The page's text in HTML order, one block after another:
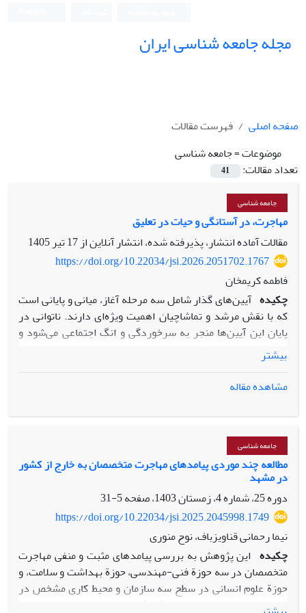
مجله جامعه شناسی ایران
صفحه اصلی
فهرست مقالات
موضوعات =جامعه شناسی
تعداد مقالات:
41
جامعه شناسی
مهاجرت، در آستانگی و حیات در تعلیق
مقالات آماده انتشار، پذیرفته شده، انتشار آنلاین از17 تیر 1405
https://doi.org/10.22034/jsi.2026.2051702.1767
فاطمه کریمخان
چکیده آیین‌های گذار شامل سه مرحله آغاز، میانی و پایانی است
که با نقش مرشد و تماشاچیان اهمیت ویژه‌ای دارند. ناتوانی در
پایان این آیین‌ها منجر به سرخوردگی و انگ اجتماعی می‌شود و
بازگشتی به مرحله قبل وجود ندارد. وضعیت مشابه در مهاجرت
رخ می‌دهد، جایی که تصمیم آغاز مهاجرت به عنوان لحظه آیین
گذار تلقی می‌شود. مهاجرت نیازمند عبور از مراحل سخت‌افزاری
عادات و سبک زندگی است. آمادگی برای مهاجرت به نوعی آیین
گذار محسوب می‌شود که در آن مرشدان و قواعد جدید تعریف
می‌شوند. این فرایند با تجربه تعلیق حیات همراه است و مهاجرت
بدون تغییر در سبک زندگی کم‌نظیر است.
بیشتر
مشاهده مقاله
جامعه شناسی
مطالعه چند موردی پیامدهای مهاجرت متخصصان به خارج از کشور
در مشهد
دوره 25، شماره 4، زمستان 1403، صفحه
5-31
https://doi.org/10.22034/jsi.2025.2045998.1749
نیما رحمانی قناویزباف، نوح منوری
چکیده این پژوهش به بررسی پیامدهای مثبت و منفی مهاجرت
متخصصان در سه حوزة فنی-مهندسی، حوزة بهداشت و سلامت، و
حوزة علوم انسانی در سطح سه سازمان و محیط کاری مشخص در
شهر مشهد